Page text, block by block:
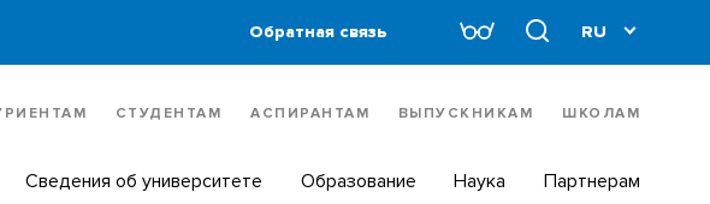
Обратная связь
СТУДЕНТАМ АСПИРАНТАМ ВЫПУСКНИКАМ ШКОЛАМ
Сведения об университете Образование Наука Партнерам